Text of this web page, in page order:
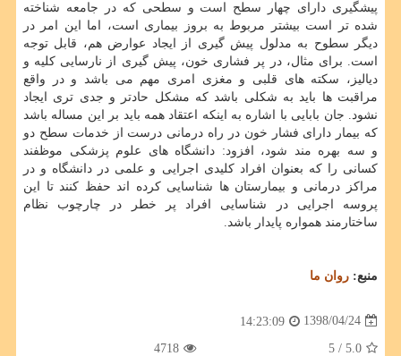
پیشگیری دارای چهار سطح است و سطحی كه در جامعه شناخته
شده تر است بیشتر مربوط به بروز بیماری است، اما این امر در
دیگر سطوح به مدلول پیش گیری از ایجاد عوارض هم، قابل توجه
است. برای مثال، در پر فشاری خون، پیش گیری از نارسایی كلیه و
دیالیز، سكته های قلبی و مغزی امری مهم می باشد و در واقع
مراقبت ها باید به شكلی باشد كه مشكل حادتر و جدی تری ایجاد
نشود. جان بابایی با اشاره به اینكه اعتقاد همه باید بر این مساله باشد
كه بیمار دارای فشار خون در راه درمانی درست از خدمات سطح دو
و سه بهره مند شود، افزود: دانشگاه های علوم پزشكی موظفند
كسانی را كه بعنوان افراد كلیدی اجرایی و علمی در دانشگاه و در
مراكز درمانی و بیمارستان ها شناسایی كرده اند حفظ كنند تا این
پروسه اجرایی در شناسایی افراد پر خطر در چارچوب نظام
ساختارمند همواره پایدار باشد.
منبع: روان ما
1398/04/24
14:23:09
5.0
/ 5
4718